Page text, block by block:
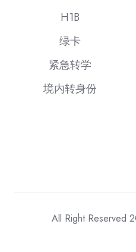
H1B
绿卡
紧急转学
境内转身份
All Right Reserved